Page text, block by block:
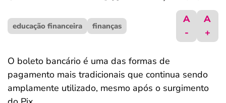
ferramentas
educação financeira finanças
A
-
A
+
O boleto bancário é uma das formas de
pagamento mais tradicionais que continua sendo
amplamente utilizado, mesmo após o surgimento